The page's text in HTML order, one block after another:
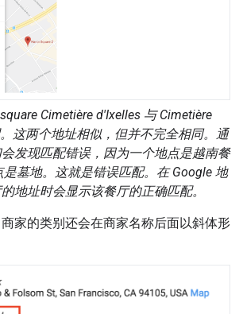
Cimetière d'Ixelles 与 Cimetière
这两个地址相似，但并不完全相同。通
发现匹配错误，因为一个地点是越南餐
墓地。这就是错误匹配。在 Google 地
地址时会显示该餐厅的正确匹配。
家的类别还会在商家名称后面以斜体形